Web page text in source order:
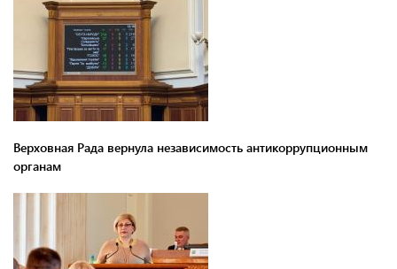
Верховная Рада вернула независимость антикоррупционным
органам